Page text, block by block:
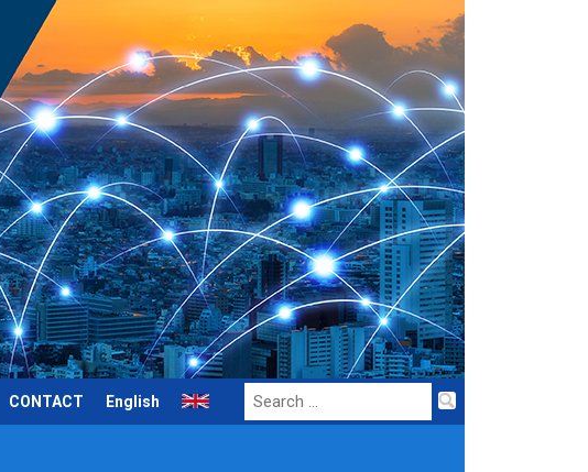
CONTACT English
Search
for: